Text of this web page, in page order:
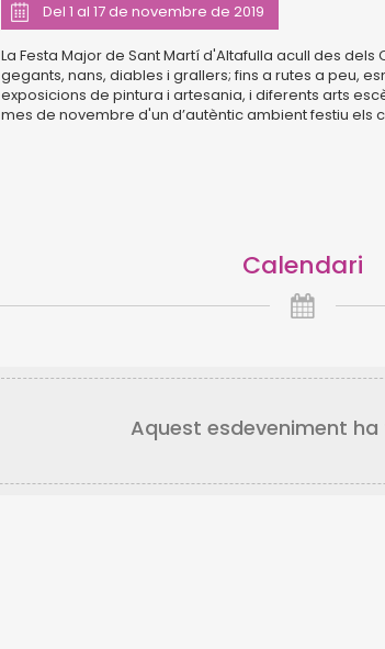
Del 1 al 17 de novembre de 2019
La Festa Major de Sant Martí d'Altafulla acull des
gegants, nans, diables i grallers; fins a rutes a peu,
exposicions de pintura i artesania, i diferents arts
mes de novembre d'un d’autèntic ambient festiu els
Calendari
Aquest esdeveniment